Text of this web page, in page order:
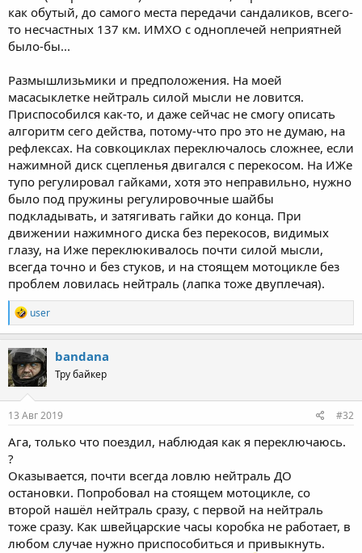
как обутый, до самого места передачи сандаликов, всего-
то несчастных 137 км. ИМХО с одноплечей неприятней
было-бы...
Размышлизьмики и предположения. На моей
масасыклетке нейтраль силой мысли не ловится.
Приспособился как-то, и даже сейчас не смогу описать
алгоритм сего действа, потому-что про это не думаю, на
рефлексах. На совкоциклах переключалось сложнее, если
нажимной диск сцепленья двигался с перекосом. На ИЖе
тупо регулировал гайками, хотя это неправильно, нужно
было под пружины регулировочные шайбы
подкладывать, и затягивать гайки до конца. При
движении нажимного диска без перекосов, видимых
глазу, на Иже переклюкивалось почти силой мысли,
всегда точно и без стуков, и на стоящем мотоцикле без
проблем ловилась нейтраль (лапка тоже двуплечая).
R
e
a
c
t
i
o
n
s
user
bandana
Тру байкер
13 Авг 2019 #32
Ага, только что поездил, наблюдая как я переключаюсь.
?
Оказывается, почти всегда ловлю нейтраль ДО
остановки. Попробовал на стоящем мотоцикле, со
второй нашёл нейтраль сразу, с первой на нейтраль
тоже сразу. Как швейцарские часы коробка не работает, в
любом случае нужно приспособиться и привыкнуть.